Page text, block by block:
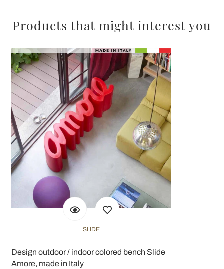
Products that might interest you
SLIDE
Design outdoor / indoor colored bench Slide
Amore, made in Italy